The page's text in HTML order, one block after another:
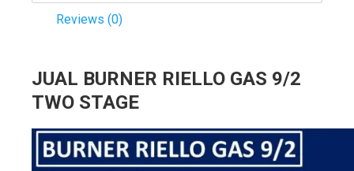
Reviews (0)
JUAL BURNER RIELLO GAS 9/2
TWO STAGE